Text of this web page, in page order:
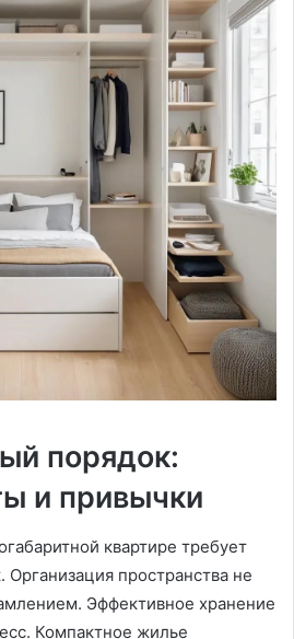
порядок:
и привычки
квартире требует
пространства не
Эффективное хранение
Компактное жилье